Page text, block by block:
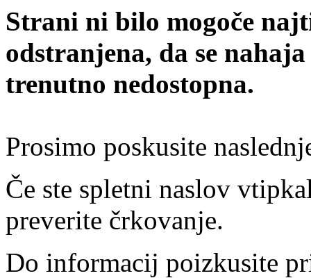
Strani ni bilo mogoče
odstranjena, da se
trenutno nedostopna.
Prosimo poskusite
Če ste spletni naslov
preverite črkovanje.
Do informacij poizkusite